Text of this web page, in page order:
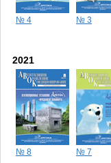
№ 4 № 3
2021
№ 8 № 7